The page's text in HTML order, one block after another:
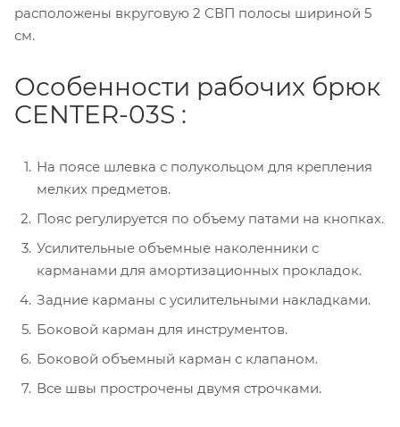
расположены вкруговую 2 СВП полосы шириной 5
см.
Особенности рабочих брюк
CENTER-03S :
На поясе шлевка с полукольцом для крепления
мелких предметов.
Пояс регулируется по объему патами на кнопках.
Усилительные объемные наколенники с
карманами для амортизационных прокладок.
Задние карманы с усилительными накладками.
Боковой карман для инструментов.
Боковой объемный карман с клапаном.
Все швы прострочены двумя строчками.